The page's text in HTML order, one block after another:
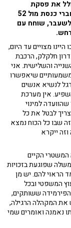
את פסקת
ההתגברות והגבלות על בג"ץ, זאת ברוב של 61 חברי כנסת מול 52
לשעבר, שוחח עם
מצויים עד היום,
חלקלק, הרכבת
והשלישית. אני
משמעותיים שיאפשרו
לנשיא אנשים
אין מערכת
למינוי
לבטל את כל
שבו כל הכוח נמצא
ייקרא
הקיים
שפוגעת בזכויות
הראוי להם. יש מן
המשפטי ובכל
ששותקים,
את המקהלה הרגילה,
נאמנה ואומרים שמי